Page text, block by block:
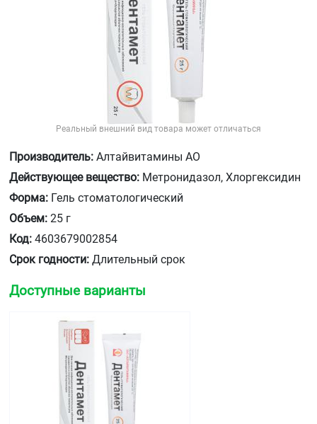
Реальный внешний вид товара может отличаться
Производитель: Алтайвитамины АО
Действующее вещество: Метронидазол, Хлоргексидин
Форма: Гель стоматологический
Объем: 25 г
Код: 4603679002854
Срок годности: Длительный срок
Доступные варианты